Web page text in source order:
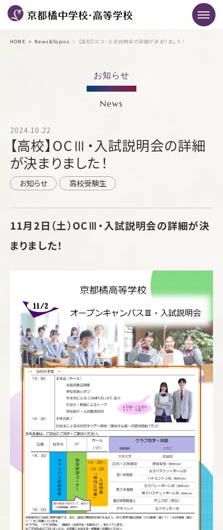
HOME News＆Topics 【高校】OCⅢ・入試説明会の詳細が決まりました！
お知らせ
News
2024.10.22
【高校】OCⅢ・入試説明会の詳細
が決まりました！
お知らせ 高校受験生
11月2日（土）OCⅢ・入試説明会の詳細が決
まりました！